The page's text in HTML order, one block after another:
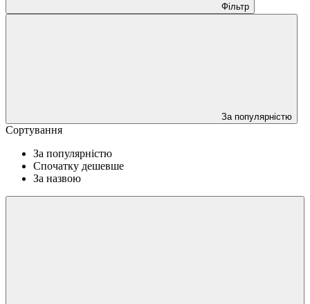
Фільтр
За популярністю
Сортування
За популярністю
Спочатку дешевше
За назвою